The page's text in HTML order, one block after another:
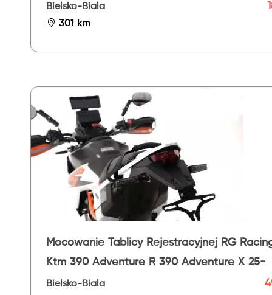
Bielsko-Biala
301 km
Mocowanie Tablicy Rejestracyjnej RG
Ktm 390 Adventure R 390 Adventure X 25-
Bielsko-Biala